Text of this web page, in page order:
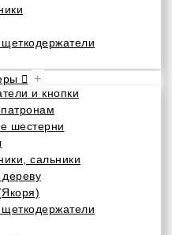
+
и кнопки
шестерни
сальники